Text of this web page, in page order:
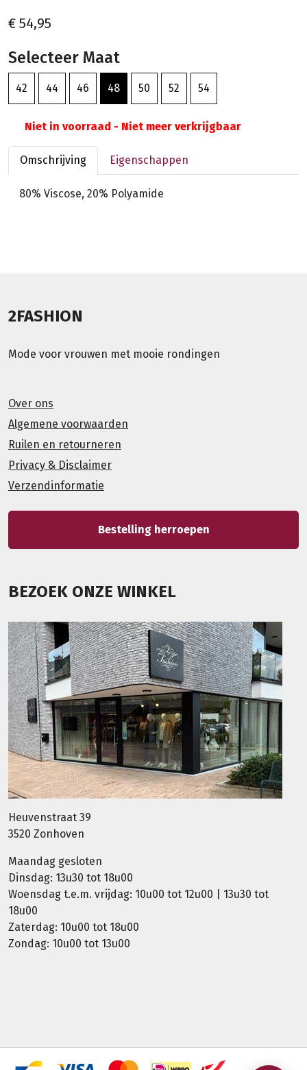
€ 54,95
Selecteer Maat
42 44 46 48 50 52 54
Niet in voorraad - Niet meer verkrijgbaar
Omschrijving Eigenschappen
80% Viscose, 20% Polyamide
2FASHION
Mode voor vrouwen met mooie rondingen
Over ons
Algemene voorwaarden
Ruilen en retourneren
Privacy & Disclaimer
Verzendinformatie
Bestelling herroepen
BEZOEK ONZE WINKEL
Heuvenstraat 39
3520 Zonhoven
Maandag gesloten
Dinsdag: 13u30 tot 18u00
Woensdag t.e.m. vrijdag: 10u00 tot 12u00 | 13u30 tot
18u00
Zaterdag: 10u00 tot 18u00
Zondag: 10u00 tot 13u00